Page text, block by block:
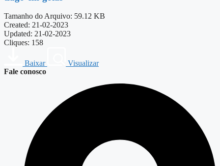
Tamanho do Arquivo: 59.12 KB
Created: 21-02-2023
Updated: 21-02-2023
Cliques: 158
Baixar
Visualizar
Fale conosco